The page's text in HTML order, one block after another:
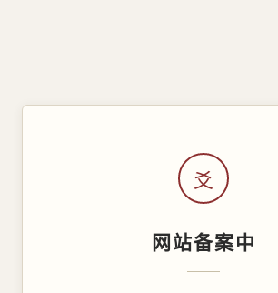
爻
网站备案中